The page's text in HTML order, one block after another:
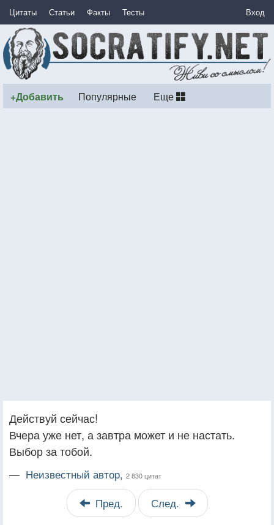
Цитаты Статьи Факты Тесты Вход
+Добавить Популярные Еще
Действуй сейчас!
Вчера уже нет, а завтра может и не настать.
Выбор за тобой.
— Неизвестный автор, 2 830 цитат
Пред. След.